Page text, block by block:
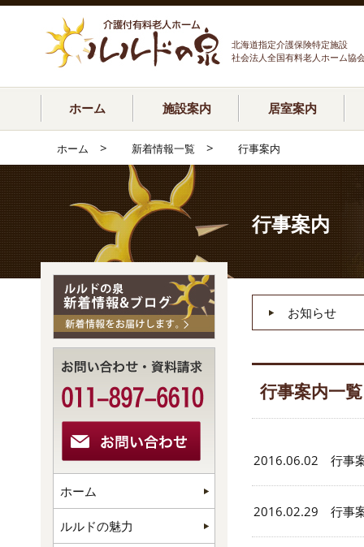
北海道指定介護保険特定施設
社会法人全国有料老人ホーム協
ホーム 施設案内 居室案内
ホーム > 新着情報一覧 > 行事案内
行事案内
お知らせ
行事案内一覧
2016.06.02 行事
2016.02.29 行事
ホーム
ルルドの魅力